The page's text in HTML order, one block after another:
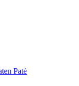
Patè